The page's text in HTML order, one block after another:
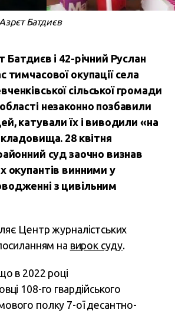
Батдиєв
Батдиєв і 42-річний Руслан
тимчасової окупації села
сільської громади
незаконно позбавили
катували їх і виводили «на
кладовища. 28 квітня
суд заочно визнав
окупантів винними у
з цивільним
Центр журналістських
на вирок суду.
в 2022 році
108-го гвардійського
полку 7-ої десантно-